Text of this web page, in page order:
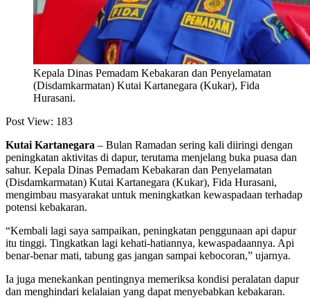
Kepala Dinas Pemadam Kebakaran dan Penyelamatan
(Disdamkarmatan) Kutai Kartanegara (Kukar), Fida
Hurasani.
Post View: 183
Kutai Kartanegara – Bulan Ramadan sering kali diiringi dengan
peningkatan aktivitas di dapur, terutama menjelang buka puasa dan
sahur. Kepala Dinas Pemadam Kebakaran dan Penyelamatan
(Disdamkarmatan) Kutai Kartanegara (Kukar), Fida Hurasani,
mengimbau masyarakat untuk meningkatkan kewaspadaan terhadap
potensi kebakaran.
“Kembali lagi saya sampaikan, peningkatan penggunaan api dapur
itu tinggi. Tingkatkan lagi kehati-hatiannya, kewaspadaannya. Api
benar-benar mati, tabung gas jangan sampai kebocoran,” ujarnya.
Ia juga menekankan pentingnya memeriksa kondisi peralatan dapur
dan menghindari kelalaian yang dapat menyebabkan kebakaran.